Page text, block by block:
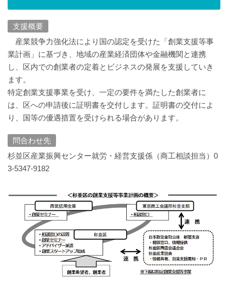
支援概要
産業競争力強化法により国の認定を受けた「創業支援等事
業計画」に基づき、地域の産業経済団体や金融機関と連携
し、区内での創業者の定着とビジネスの発展を支援していき
ます。
特定創業支援事業を受け、一定の要件を満たした創業者に
は、区への申請後に証明書を交付します。証明書の交付によ
り、国等の優遇措置を受けられる場合があります。
問合わせ先
杉並区産業振興センター就労・経営支援係（商工相談担当）0
3-5347-9182